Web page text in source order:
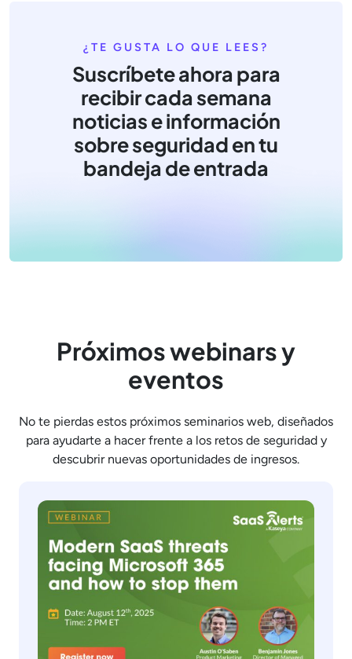
¿TE GUSTA LO QUE LEES?
Suscríbete ahora para
recibir cada semana
noticias e información
sobre seguridad en tu
bandeja de entrada
Próximos webinars y
eventos
No te pierdas estos próximos seminarios web, diseñados
para ayudarte a hacer frente a los retos de seguridad y
descubrir nuevas oportunidades de ingresos.